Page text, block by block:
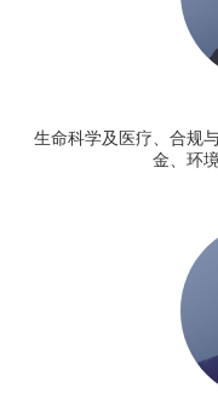
生命科学及医疗、合规
金、环